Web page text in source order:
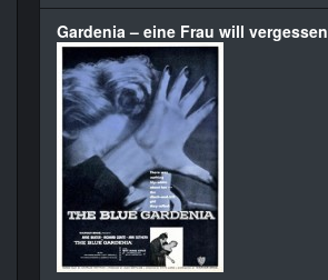
Gardenia – eine Frau will vergessen